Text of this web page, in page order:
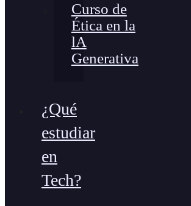
Curso de
Ética en la
lA
Generativa
¿Qué
estudiar
en
Tech?